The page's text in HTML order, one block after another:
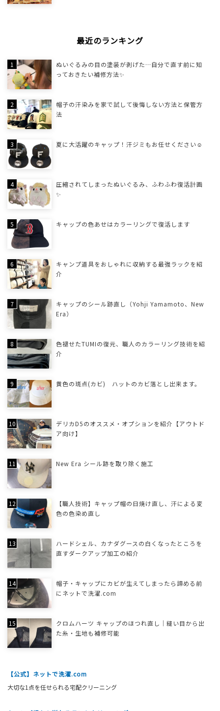
最近のランキング
ぬいぐるみの目の塗装が剥げた…自分で直す前に知
っておきたい補修方法✨
帽子の汗染みを家で試して後悔しない方法と保管方
法
夏に大活躍のキャップ！汗ジミもお任せください☺
圧縮されてしまったぬいぐるみ、ふわふわ復活計画
✨
キャップの色あせはカラーリングで復活します
キャンプ道具をおしゃれに収納する最強ラックを紹
介
キャップのシール跡直し（Yohji Yamamoto、New
Era）
色褪せたTUMIの復元、職人のカラーリング技術を紹
介
黄色の斑点(カビ) ハットのカビ落とし出来ます。
デリカD5のオススメ・オプションを紹介【アウトド
ア向け】
New Era シール跡を取り除く施工
【職人技術】キャップ帽の日焼け直し、汗による変
色の色染め直し
ハードシェル、カナダグースの白くなったところを
直すダークアップ加工の紹介
帽子・キャップにカビが生えてしまったら諦める前
にネットで洗濯.com
クロムハーツ キャップのほつれ直し｜縫い目から出
た糸・生地も補修可能
【公式】ネットで洗濯.com
大切な1点を任せられる宅配クリーニング